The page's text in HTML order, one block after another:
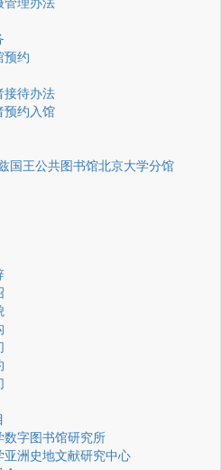
预约
接待办法
预约入馆
国王公共图书馆北京大学分馆
数字图书馆研究所
亚洲史地文献研究中心